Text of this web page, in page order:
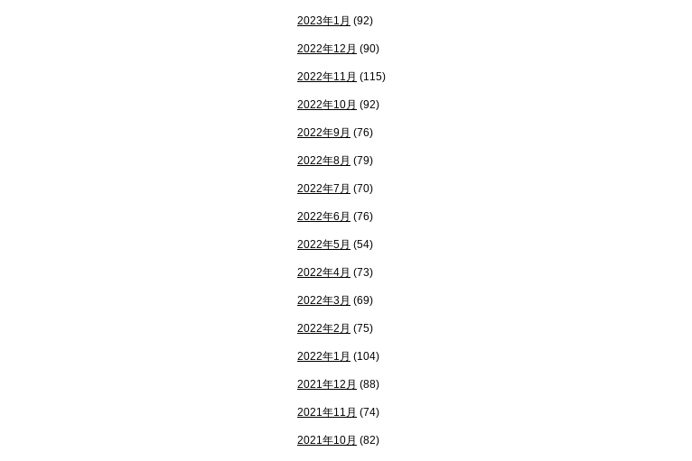
2023年1月 (92)
2022年12月 (90)
2022年11月 (115)
2022年10月 (92)
2022年9月 (76)
2022年8月 (79)
2022年7月 (70)
2022年6月 (76)
2022年5月 (54)
2022年4月 (73)
2022年3月 (69)
2022年2月 (75)
2022年1月 (104)
2021年12月 (88)
2021年11月 (74)
2021年10月 (82)